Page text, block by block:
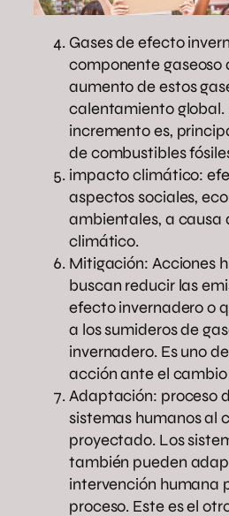
Gases de efecto
componente gaseoso
aumento de estos
calentamiento global.
incremento es,
de combustibles
impacto climático:
aspectos sociales,
ambientales, a causa
climático.
Mitigación: Acciones
buscan reducir las
efecto invernadero o
a los sumideros de
invernadero. Es uno
acción ante el
Adaptación: proceso
sistemas humanos al
proyectado. Los
también pueden
intervención humana
proceso. Este es el